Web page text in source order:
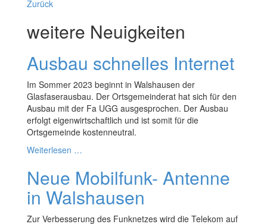
Zurück
weitere Neuigkeiten
Ausbau schnelles Internet
Im Sommer 2023 beginnt in Walshausen der
Glasfaserausbau. Der Ortsgemeinderat hat sich für den
Ausbau mit der Fa UGG ausgesprochen. Der Ausbau
erfolgt eigenwirtschaftlich und ist somit für die
Ortsgemeinde kostenneutral.
Weiterlesen …
Neue Mobilfunk- Antenne
in Walshausen
Zur Verbesserung des Funknetzes wird die Telekom auf